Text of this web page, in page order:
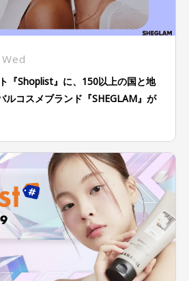
『Shoplist』に、150以上の国と地
ルコスメブランド『SHEGLAM』が